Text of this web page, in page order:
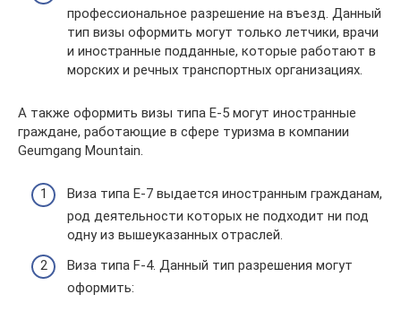
профессиональное разрешение на въезд. Данный
тип визы оформить могут только летчики, врачи
и иностранные подданные, которые работают в
морских и речных транспортных организациях.
А также оформить визы типа Е-5 могут иностранные
граждане, работающие в сфере туризма в компании
Geumgang Mountain.
Виза типа Е-7 выдается иностранным гражданам,
род деятельности которых не подходит ни под
одну из вышеуказанных отраслей.
Виза типа F-4. Данный тип разрешения могут
оформить: